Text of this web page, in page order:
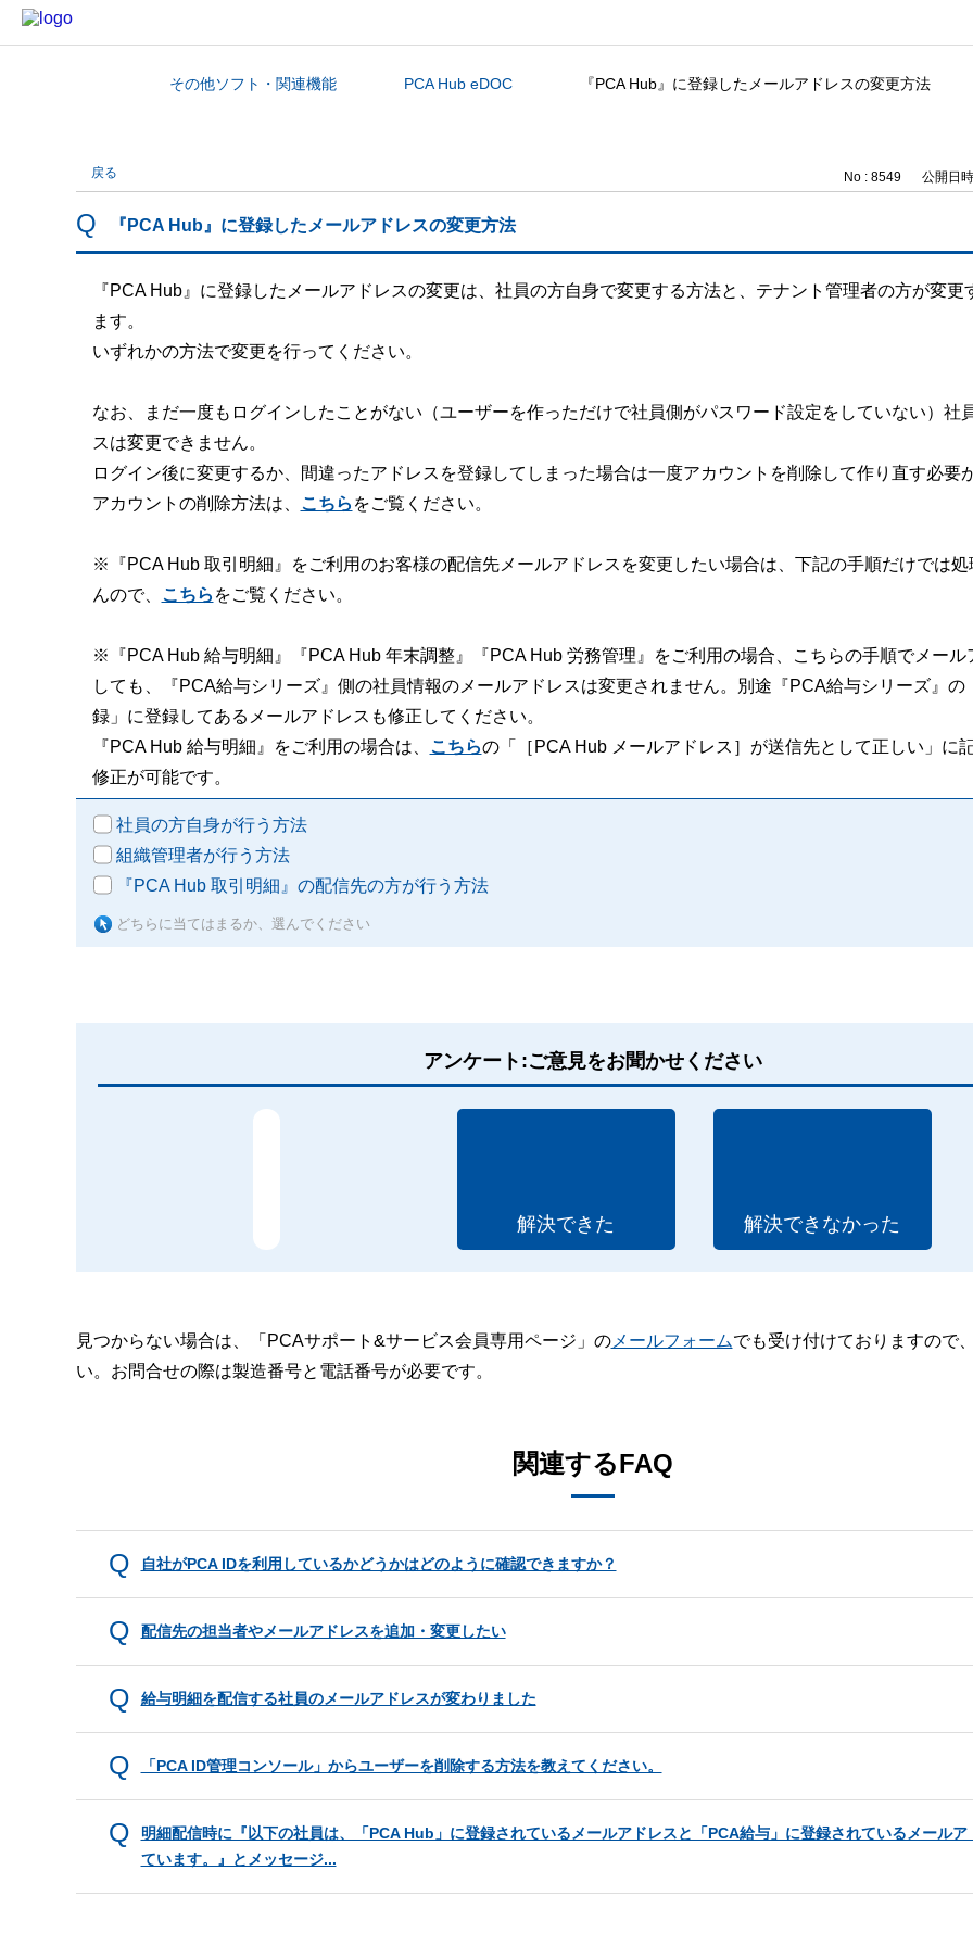
カテゴリから探すその他ソフト・関連機能 PCA Hub eDOC 『PCA Hub』に登録したメールアドレスの変更方法
戻る No : 8549 公開日
『PCA Hub』に登録したメールアドレスの変更方法
『PCA Hub』に登録したメールアドレスの変更は、社員の方自身で変更する方法と、テナント管理者の方が変更
ます。
いずれかの方法で変更を行ってください。
なお、まだ一度もログインしたことがない（ユーザーを作っただけで社員側がパスワード設定をしていない）社
スは変更できません。
ログイン後に変更するか、間違ったアドレスを登録してしまった場合は一度アカウントを削除して作り直す必要
アカウントの削除方法は、 こちら をご覧ください。
※『PCA Hub 取引明細』をご利用のお客様の配信先メールアドレスを変更したい場合は、下記の手順だけでは
んので、 こちら をご覧ください。
※『PCA Hub 給与明細』『PCA Hub 年末調整』『PCA Hub 労務管理』をご利用の場合、こちらの手順でメール
しても、『PCA給与シリーズ』側の社員情報のメールアドレスは変更されません。別途『PCA給与シリーズ』の
録」に登録してあるメールアドレスも修正してください。
『PCA Hub 給与明細』をご利用の場合は、 こちらの「［PCA Hub メールアドレス］が送信先として正しい」に
修正が可能です。
社員の方自身が行う方法
組織管理者が行う方法
『PCA Hub 取引明細』の配信先の方が行う方法
どちらに当てはまるか、選んでください
アンケート:ご意見をお聞かせください
解決できた 解決できなかった
見つからない場合は、「PCAサポート&サービス会員専用ページ」のメールフォームでも受け付けておりますので
い。お問合せの際は製造番号と電話番号が必要です。
関連するFAQ
自社がPCA IDを利用しているかどうかはどのように確認できますか？
配信先の担当者やメールアドレスを追加・変更したい
給与明細を配信する社員のメールアドレスが変わりました
「PCA ID管理コンソール」からユーザーを削除する方法を教えてください。
明細配信時に『以下の社員は、「PCA Hub」に登録されているメールアドレスと「PCA給与」に登録されているメールア
ています。』とメッセージ...